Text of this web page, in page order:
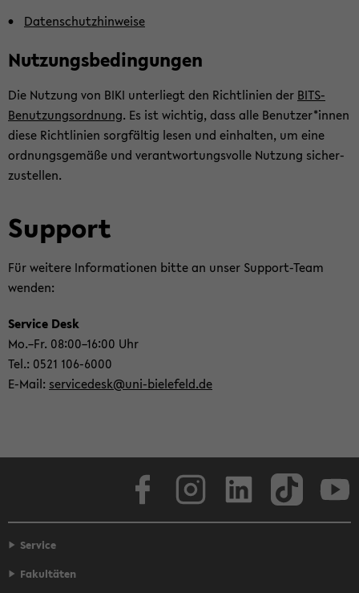
Da­ten­schutz­hin­wei­se
Nut­zungs­be­din­gun­gen
Die Nut­zung von BIKI un­ter­liegt den Richt­li­ni­en der BITS-​
Benutzungsordnung. Es ist wich­tig, dass alle Be­nut­zer*innen
diese Richt­li­ni­en sorg­fäl­tig lesen und ein­hal­ten, um eine
ord­nungs­ge­mä­ße und ver­ant­wor­tungs­vol­le Nut­zung si­cher­
zu­stel­len.
Sup­port
Für wei­te­re In­for­ma­tio­nen bitte an unser Support-​Team
wen­den:
Ser­vice Desk
Mo.–Fr. 08:00–16:00 Uhr
Tel.: 0521 106-​6000
E-​Mail: ser­vi­ce­desk@uni-​bielefeld.de
Face­book
Service
Fakultäten